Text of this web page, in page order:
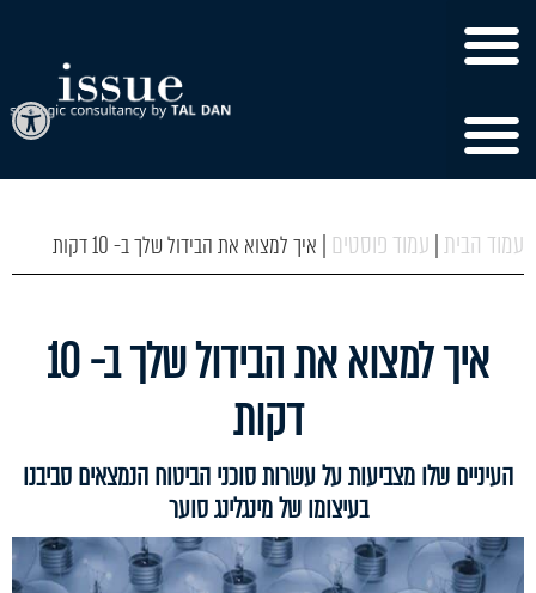
עמוד הבית| עמוד פוסטים | איך למצוא את הבידול שלך ב- 10 דקות
איך למצוא את הבידול שלך ב- 10
דקות
העיניים שלו מצביעות על עשרות סוכני הביטוח הנמצאים סביבנו
בעיצומו של מינגלינג סוער